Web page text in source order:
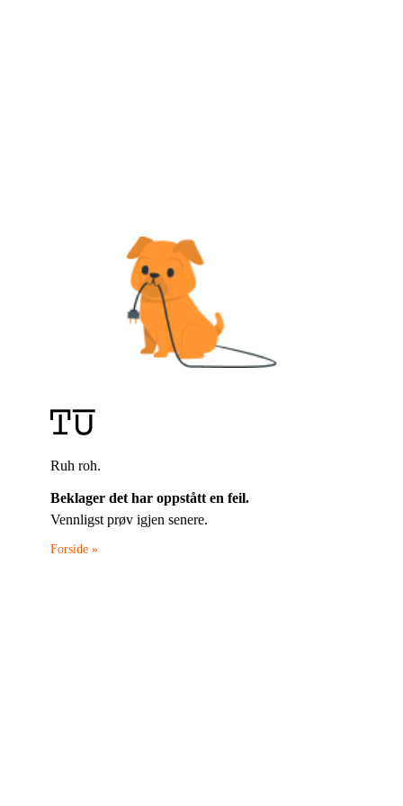
Ruh roh.
Beklager det har oppstått en feil.
Vennligst prøv igjen senere.
Forside »